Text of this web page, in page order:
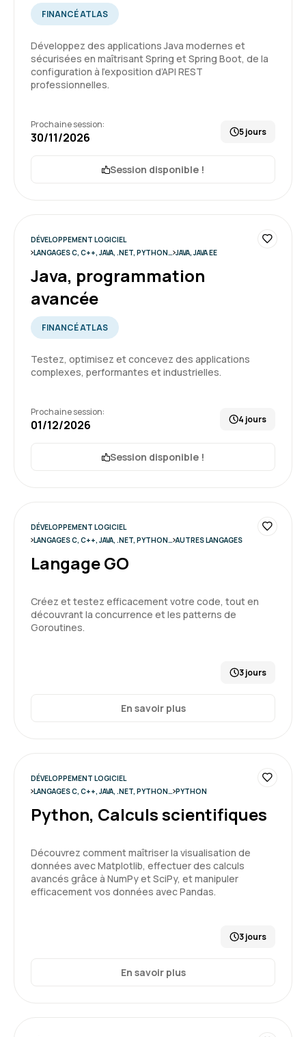
Formation : Python, programmation Objet
J'ai appris le python en autodidacte et j'ai déjà
formation a permis de répondre aux questions
Formation : Python, programmation Objet
Olivier L. Le 21/05/2026
très bonne manière d'envisager les possibilités
de python
Formation : Python, programmation Objet
Le 24/04/2026
Formation : Python, programmation Objet
J'ai apprécié la formation, le formateur est très
avec des exemples et il jongle donc entre
Julien B. Le 27/03/2026
Formation correspondant complètement aux
attente, bien adapté à un groupe de cette taille
(5 apprenants)
FINANCÉ ATLAS
Développez des applications Java modernes et
sécurisées en maîtrisant Spring et Spring Boot, de la
configuration à l’exposition d’API REST
professionnelles.
Prochaine session:
30/11/2026 5 jours
Session disponible !
DÉVELOPPEMENT LOGICIEL
LANGAGES C, C++, JAVA, .NET, PYTHON… JAVA, JAVA EE
Java, programmation
avancée
FINANCÉ ATLAS
Testez, optimisez et concevez des applications
complexes, performantes et industrielles.
Prochaine session:
01/12/2026 4 jours
Session disponible !
DÉVELOPPEMENT LOGICIEL
LANGAGES C, C++, JAVA, .NET, PYTHON… AUTRES LANGAGES
Langage GO
Créez et testez efficacement votre code, tout en
découvrant la concurrence et les patterns de
Goroutines.
3 jours
En savoir plus
DÉVELOPPEMENT LOGICIEL
LANGAGES C, C++, JAVA, .NET, PYTHON… PYTHON
Python, Calculs scientifiques
Découvrez comment maîtriser la visualisation de
données avec Matplotlib, effectuer des calculs
avancés grâce à NumPy et SciPy, et manipuler
efficacement vos données avec Pandas.
3 jours
En savoir plus